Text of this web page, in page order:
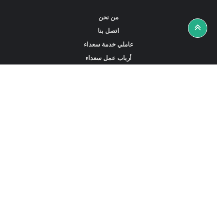
من نحن
اتصل بنا
عاملي خدمة سعداء
أرباب عمل سعداء